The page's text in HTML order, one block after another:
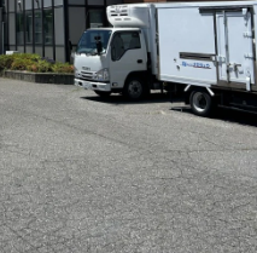
地域を代表する 企業100選
行政連携記事